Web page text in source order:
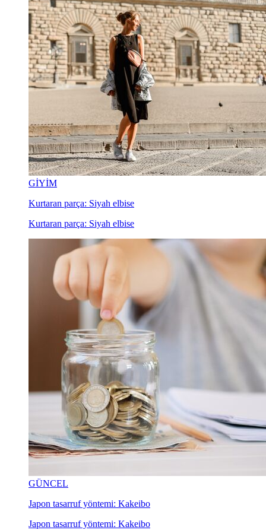
GİYİM
Kurtaran parça: Siyah elbise
Kurtaran parça: Siyah elbise
GÜNCEL
Japon tasarruf yöntemi: Kakeibo
Japon tasarruf yöntemi: Kakeibo